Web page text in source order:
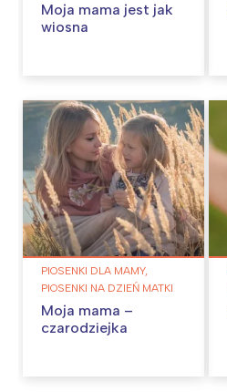
Moja mama jest jak
wiosna
PIOSENKI DLA MAMY,
PIOSENKI NA DZIEŃ MATKI
Moja mama –
czarodziejka